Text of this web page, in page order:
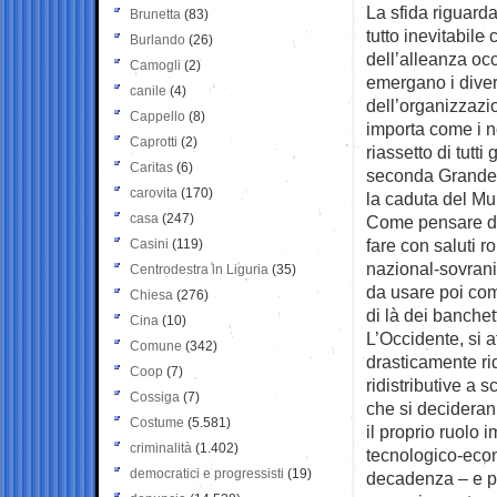
La sfida
tutto inevitabile
dell’alleanza
emergano i
importa come i
riassetto di tutti
seconda
la caduta del
Come pensare
fare con saluti
nazional-
da usare poi
di là dei
L’Occidente, si
drasticamente
ridistributive a
che si
il proprio ruolo
tecnologico-
decadenza – e
Brunetta (83)
Burlando (26)
Camogli (2)
canile (4)
Cappello (8)
Caprotti (2)
Caritas (6)
carovita (170)
casa (247)
Casini (119)
Centrodestra in Liguria (35)
Chiesa (276)
Cina (10)
Comune (342)
Coop (7)
Cossiga (7)
Costume (5.581)
criminalità (1.402)
democratici e progressisti (19)